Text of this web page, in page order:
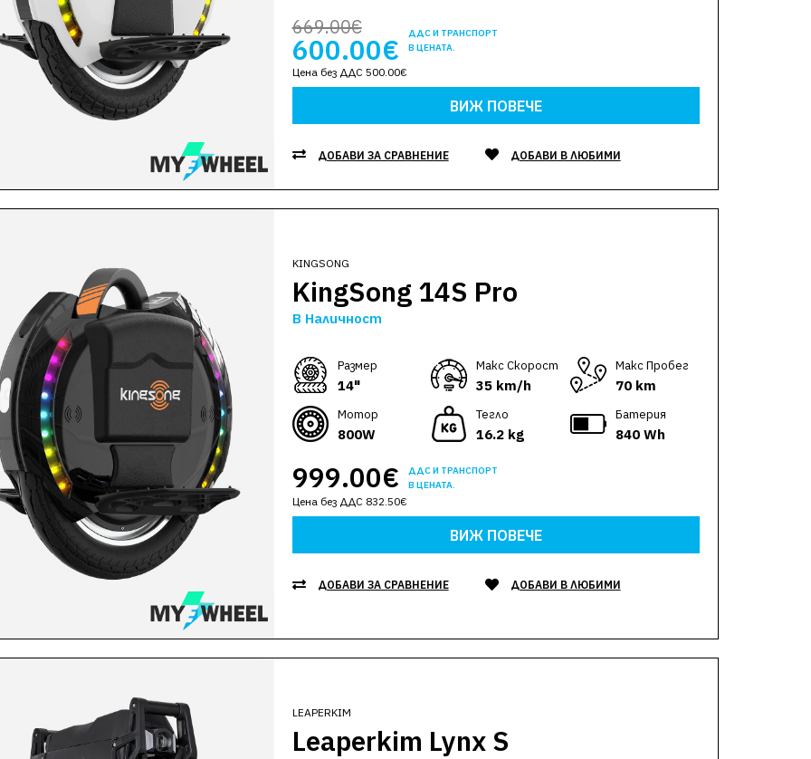
669.00€
600.00€
ДДС И ТРАНСПОРТ
В ЦЕНАТА.
Цена без ДДС 500.00€
ВИЖ ПОВЕЧЕ
ДОБАВИ ЗА СРАВНЕНИЕ ДОБАВИ В ЛЮБИМИ
KINGSONG
KingSong 14S Pro
В Наличност
Размер
14"
Макс Скорост
35 km/h
Макс Пробег
70 km
Мотор
800W
Тегло
16.2 kg
Батерия
840 Wh
999.00€
ДДС И ТРАНСПОРТ
В ЦЕНАТА.
Цена без ДДС 832.50€
ВИЖ ПОВЕЧЕ
ДОБАВИ ЗА СРАВНЕНИЕ ДОБАВИ В ЛЮБИМИ
LEAPERKIM
Leaperkim Lynx S